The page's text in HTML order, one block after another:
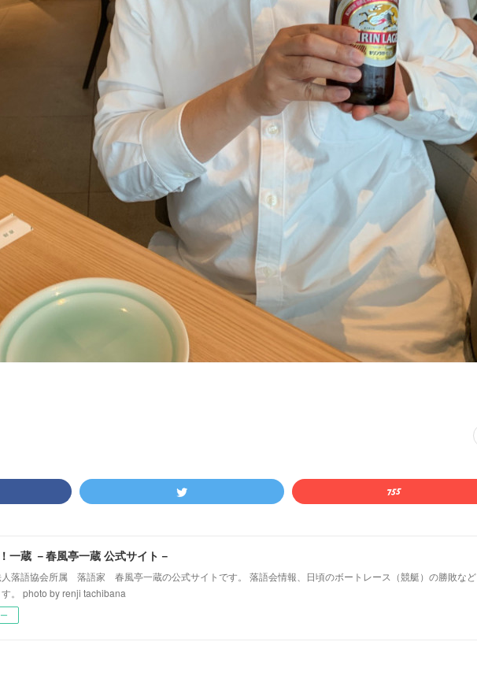
一蔵 －春風亭一蔵 公式サイト－
落語協会所属 落語家 春風亭一蔵の公式サイトです。 落語会情報、日頃のボートレース（競艇）の勝敗など
。 photo by renji tachibana